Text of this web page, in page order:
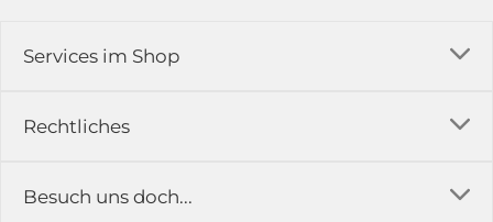
Rechtliches
Impressum
Services im Shop
Versandkosten
Erfahrungsberichte & Bewertungen
Besuch uns doch...